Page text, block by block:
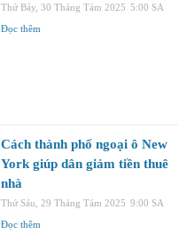
Thứ Bảy, 30 Tháng Tám 2025 5:00 SA
Đọc thêm
Cách thành phố ngoại ô New
York giúp dân giảm tiền thuê
nhà
Thứ Sáu, 29 Tháng Tám 2025 9:00 SA
Đọc thêm